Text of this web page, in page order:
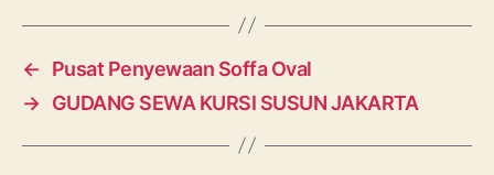
←
Pusat Penyewaan Soffa Oval
→ GUDANG SEWA KURSI SUSUN JAKARTA